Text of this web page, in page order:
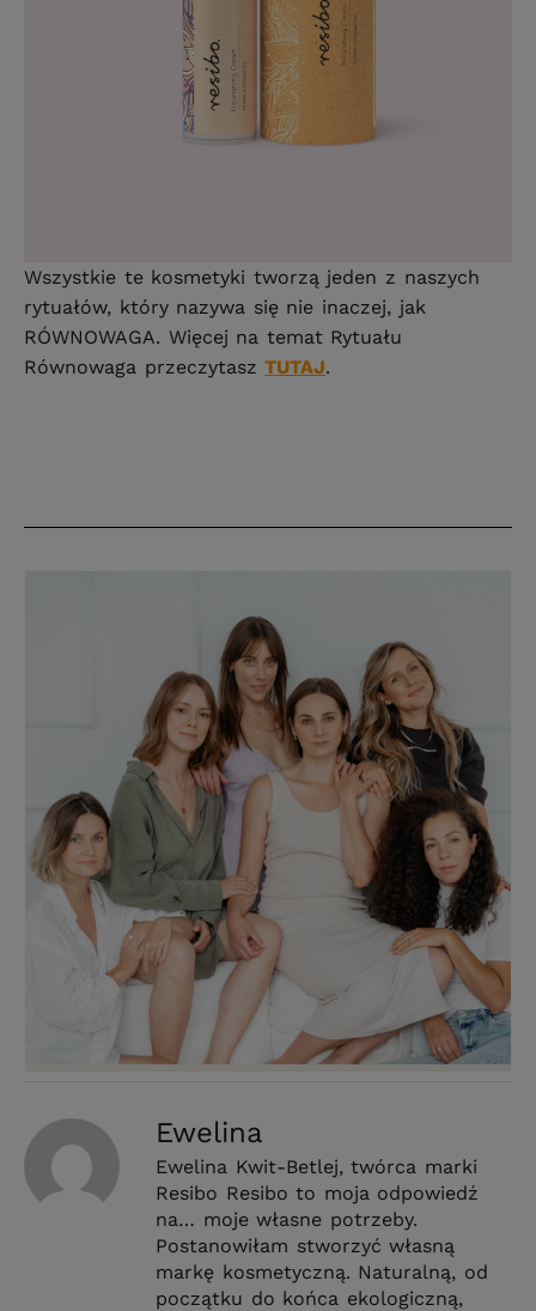
Wszystkie te kosmetyki tworzą jeden z naszych
rytuałów, który nazywa się nie inaczej, jak
RÓWNOWAGA. Więcej na temat Rytuału
Równowaga przeczytaszTUTAJ.
Ewelina
Ewelina Kwit-Betlej, twórca marki
Resibo Resibo to moja odpowiedź
na… moje własne potrzeby.
Postanowiłam stworzyć własną
markę kosmetyczną. Naturalną, od
początku do końca ekologiczną,